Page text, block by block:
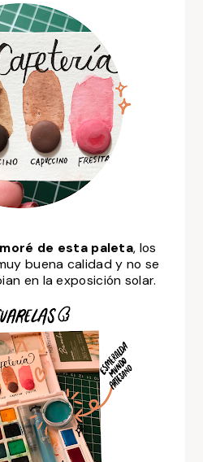
de esta paleta, los
buena calidad y no se
en la exposición solar.